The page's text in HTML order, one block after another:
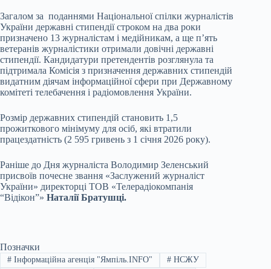
Загалом за поданнями Національної спілки журналістів
України державні стипендії строком на два роки
призначено 13 журналістам і медійникам, а ще п’ять
ветеранів журналістики отримали довічні державні
стипендії. Кандидатури претендентів розглянула та
підтримала Комісія з призначення державних стипендій
видатним діячам інформаційної сфери при Державному
комітеті телебачення і радіомовлення України.
Розмір державних стипендій становить 1,5
прожиткового мінімуму для осіб, які втратили
працездатність (2 595 гривень з 1 січня 2026 року).
Раніше до Дня журналіста Володимир Зеленський
присвоїв почесне звання «Заслужений журналіст
України» директорці ТОВ «Телерадіокомпанія
“Відікон”» Наталії Братушці.
Позначки
#Інформаційна агенція "Ямпіль.INFO" #НСЖУ